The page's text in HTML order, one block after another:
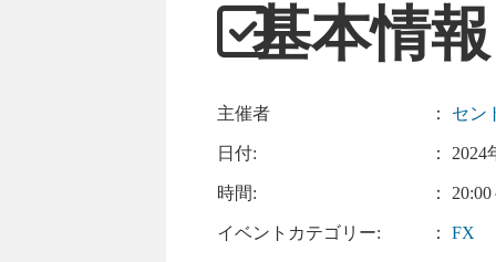
基本情報
主催者 ： セン
日付: ： 2024
時間: ：
イベントカテゴリー: ：FX